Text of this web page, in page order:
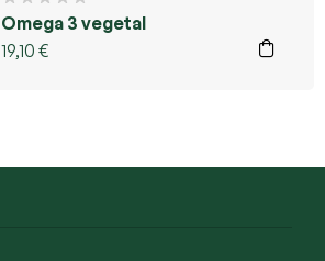
Omega 3 vegetal
19,10 €